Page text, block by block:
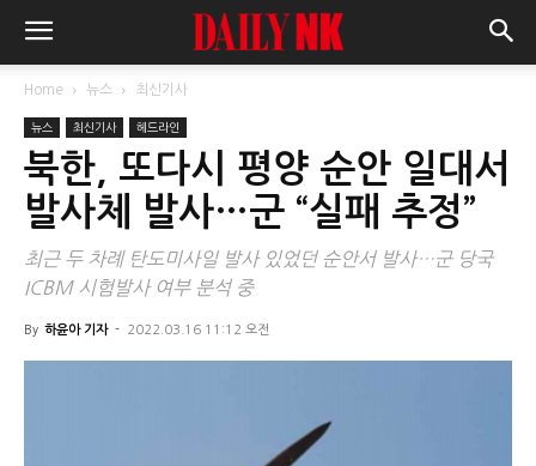
Home 뉴스 최신기사
뉴스 최신기사 헤드라인
북한, 또다시 평양 순안 일대서
발사체 발사…군 “실패 추정”
최근 두 차례 탄도미사일 발사 있었던 순안서 발사…군 당국
ICBM 시험발사 여부 분석 중
By 하윤아 기자 - 2022.03.16 11:12 오전